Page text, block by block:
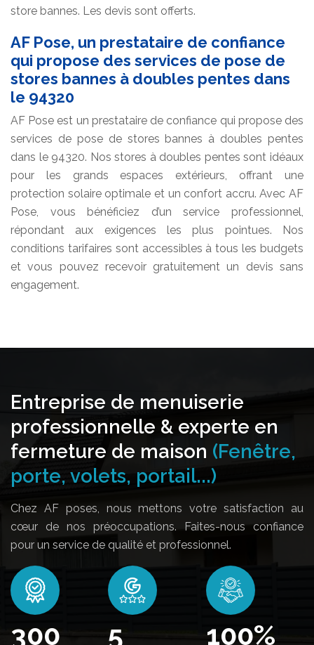
store bannes. Les devis sont offerts.
AF Pose, un prestataire de confiance
qui propose des services de pose de
stores bannes à doubles pentes dans
le 94320
AF Pose est un prestataire de confiance qui propose des
services de pose de stores bannes à doubles pentes
dans le 94320. Nos stores à doubles pentes sont idéaux
pour les grands espaces extérieurs, offrant une
protection solaire optimale et un confort accru. Avec AF
Pose, vous bénéficiez d’un service professionnel,
répondant aux exigences les plus pointues. Nos
conditions tarifaires sont accessibles à tous les budgets
et vous pouvez recevoir gratuitement un devis sans
engagement.
Entreprise de menuiserie
professionnelle & experte en
fermeture de maison (Fenêtre,
porte, volets, portail...)
Chez AF poses, nous mettons votre satisfaction au
cœur de nos préoccupations. Faites-nous confiance
pour un service de qualité et professionnel.
362 5 100%